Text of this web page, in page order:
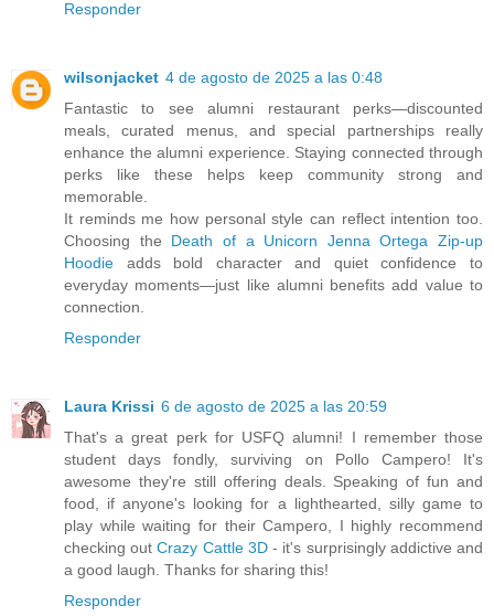
Responder
wilsonjacket 4 de agosto de 2025 a las 0:48
Fantastic to see alumni restaurant perks—discounted
meals, curated menus, and special partnerships really
enhance the alumni experience. Staying connected through
perks like these helps keep community strong and
memorable.
It reminds me how personal style can reflect intention too.
Choosing the Death of a Unicorn Jenna Ortega Zip‑up
Hoodie adds bold character and quiet confidence to
everyday moments—just like alumni benefits add value to
connection.
Responder
Laura Krissi 6 de agosto de 2025 a las 20:59
That's a great perk for USFQ alumni! I remember those
student days fondly, surviving on Pollo Campero! It's
awesome they're still offering deals. Speaking of fun and
food, if anyone's looking for a lighthearted, silly game to
play while waiting for their Campero, I highly recommend
checking outCrazy Cattle 3D- it's surprisingly addictive and
a good laugh. Thanks for sharing this!
Responder